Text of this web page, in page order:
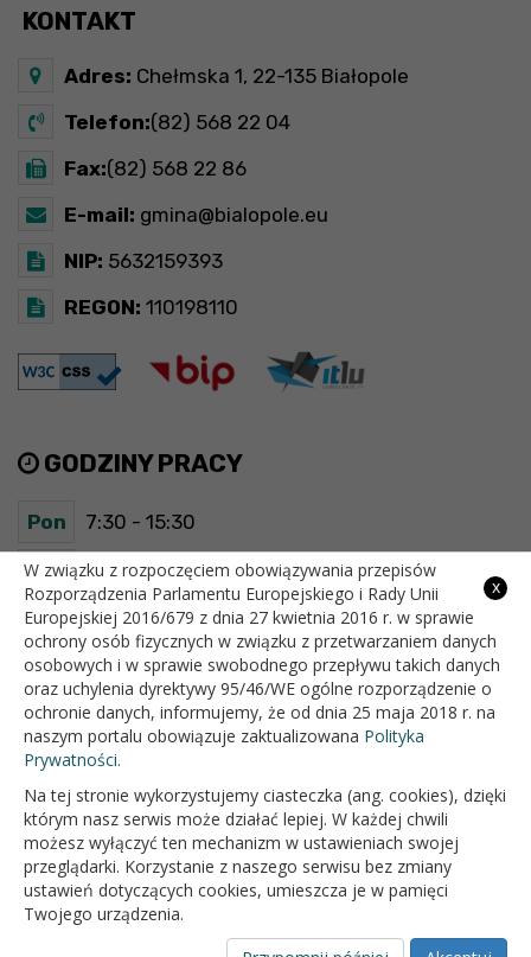
KONTAKT
Adres: Chełmska 1, 22-135 Białopole
Telefon:(82) 568 22 04
Fax:(82) 568 22 86
E-mail: gmina@bialopole.eu
NIP: 5632159393
REGON: 110198110
GODZINY PRACY
Pon 7:30 - 15:30
Wt 7:30 - 15:30
Śr 7:30 - 15:30
Czw 7:30 - 15:30
Pt 7:30 - 15:30
OFICJALNY SERWIS INTERNETOWY GMINY BIAŁOPOLE
x
W związku z rozpoczęciem obowiązywania przepisów
Rozporządzenia Parlamentu Europejskiego i Rady Unii
Europejskiej 2016/679 z dnia 27 kwietnia 2016 r. w sprawie
ochrony osób fizycznych w związku z przetwarzaniem danych
osobowych i w sprawie swobodnego przepływu takich danych
oraz uchylenia dyrektywy 95/46/WE ogólne rozporządzenie o
ochronie danych, informujemy, że od dnia 25 maja 2018 r. na
naszym portalu obowiązuje zaktualizowana Polityka
Prywatności.
Na tej stronie wykorzystujemy ciasteczka (ang. cookies), dzięki
którym nasz serwis może działać lepiej. W każdej chwili
możesz wyłączyć ten mechanizm w ustawieniach swojej
przeglądarki. Korzystanie z naszego serwisu bez zmiany
ustawień dotyczących cookies, umieszcza je w pamięci
Twojego urządzenia.